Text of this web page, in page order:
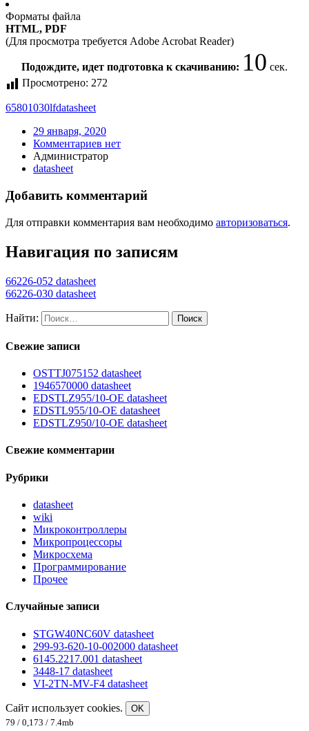
Форматы файла
HTML, PDF
(Для просмотра требуется Adobe Acrobat Reader)
Подождите, идет подготовка к скачиванию: 10 сек.
Просмотрено: 272
65801030lfdatasheet
29 января, 2020
Комментариев нет
Администратор
datasheet
Добавить комментарий
Для отправки комментария вам необходимо авторизоваться.
Навигация по записям
66226-052 datasheet
66226-030 datasheet
Найти:
Свежие записи
OSTTJ075152 datasheet
1946570000 datasheet
EDSTLZ955/10-OE datasheet
EDSTL955/10-OE datasheet
EDSTLZ950/10-OE datasheet
Свежие комментарии
Рубрики
datasheet
wiki
Микроконтроллеры
Микропроцессоры
Микросхема
Программирование
Прочее
Случайные записи
STGW40NC60V datasheet
299-93-620-10-002000 datasheet
6145.2217.001 datasheet
3448-17 datasheet
VI-2TN-MV-F4 datasheet
Сайт использует cookies.
OK
79 / 0,173 / 7.4mb